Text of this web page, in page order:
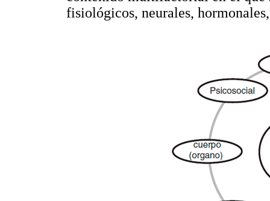
fisiológicos, neurales,